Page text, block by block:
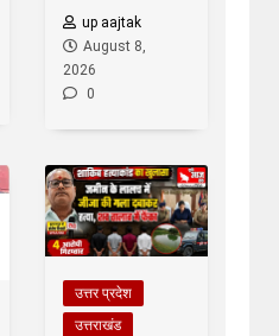
up aajtak
August 8,
2026
0
उत्तर प्रदेश
उत्तराखंड